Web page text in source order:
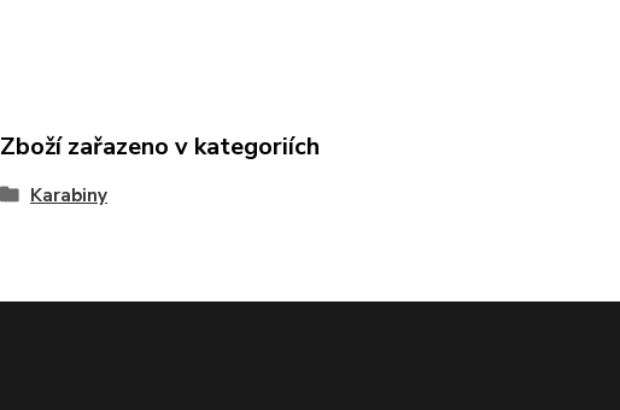
Zboží zařazeno v kategoriích
Karabiny